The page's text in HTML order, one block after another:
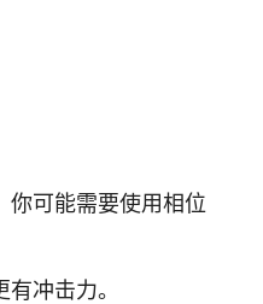
你可能需要使用相位
冲击力。